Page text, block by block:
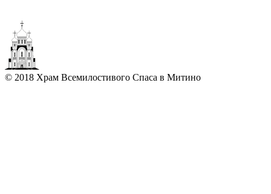
© 2018 Храм Всемилостивого Спаса в Митино